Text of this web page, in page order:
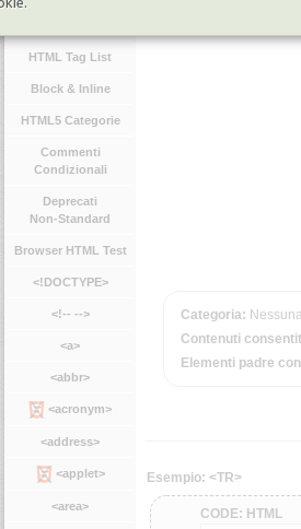
HTML Tag List
Block & Inline
HTML5 Categorie
Commenti
Condizionali
Deprecati
Non-Standard
Browser HTML Test
<!DOCTYPE>
<!-- -->
<a>
<abbr>
<acronym>
<address>
<applet>
<area>
Categoria:
Contenuti
Elementi padre
Esempio: <TR>
CODE: HTML